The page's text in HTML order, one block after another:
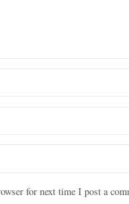
for next time I post a